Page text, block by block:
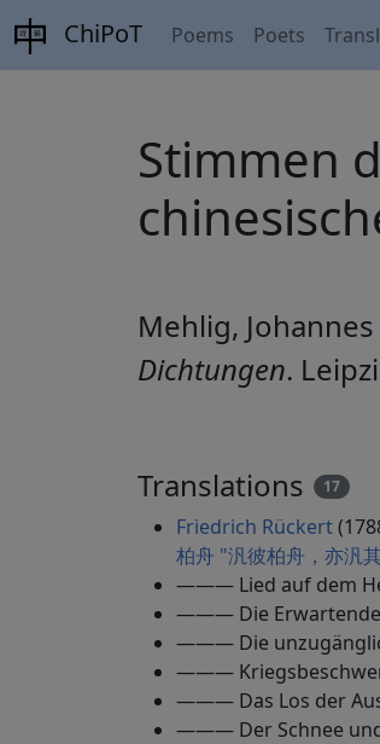
ChiPoT Poems Poets
Stimmen
Mehlig, Johannes
Dichtungen.
Translations 17
Friedrich Rückert
柏舟 "汎彼柏舟，亦汎
——— Lied auf dem
——— Die
——— Die
———
——— Das Los der
——— Der Schnee